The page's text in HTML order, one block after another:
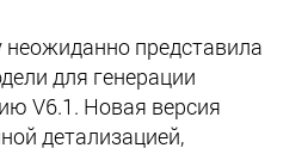
представила
для генерации
V6.1. Новая версия
детализацией,